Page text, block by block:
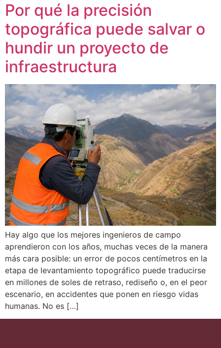
Por qué la precisión
topográfica puede salvar o
hundir un proyecto de
infraestructura
Hay algo que los mejores ingenieros de campo
aprendieron con los años, muchas veces de la manera
más cara posible: un error de pocos centímetros en la
etapa de levantamiento topográfico puede traducirse
en millones de soles de retraso, rediseño o, en el peor
escenario, en accidentes que ponen en riesgo vidas
humanas. No es […]